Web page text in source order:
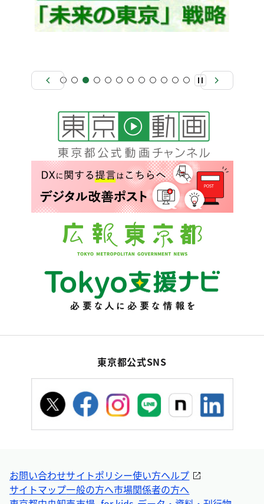
東京都公式SNS
お問い合わせサイトポリシー使い方ヘルプ
サイトマップ一般の方へ市場関係者の方へ